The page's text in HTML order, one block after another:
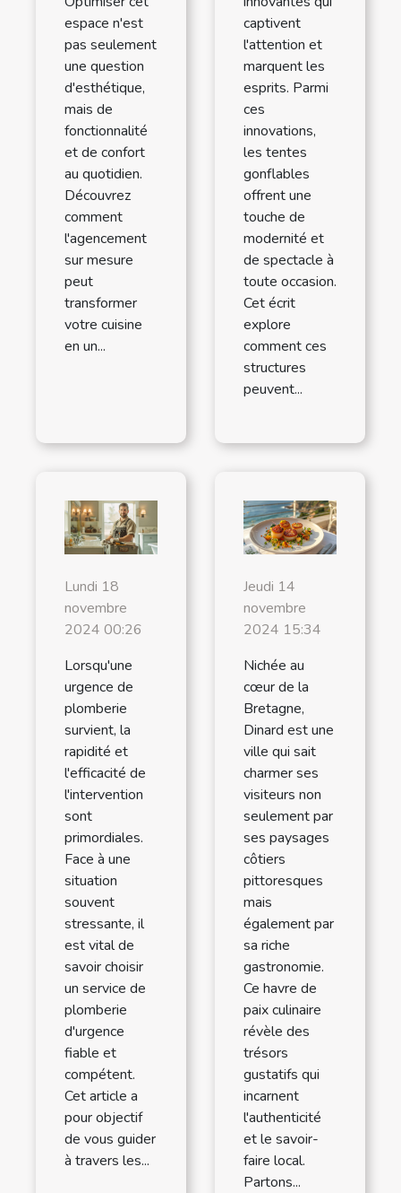
espace n'est
pas seulement
une question
d'esthétique,
mais de
fonctionnalité
et de confort
au quotidien.
Découvrez
comment
l'agencement
sur mesure
peut
transformer
votre cuisine
en un...
captivent
l'attention et
marquent les
esprits. Parmi
ces
innovations,
les tentes
gonflables
offrent une
touche de
modernité et
de spectacle à
toute occasion.
Cet écrit
explore
comment ces
structures
peuvent...
Lundi 18
novembre
2024 00:26
Lorsqu'une
urgence de
plomberie
survient, la
rapidité et
l'efficacité de
l'intervention
sont
primordiales.
Face à une
situation
souvent
stressante, il
est vital de
savoir choisir
un service de
plomberie
d'urgence
fiable et
compétent.
Cet article a
pour objectif
de vous guider
à travers les...
Jeudi 14
novembre
2024 15:34
Nichée au
cœur de la
Bretagne,
Dinard est une
ville qui sait
charmer ses
visiteurs non
seulement par
ses paysages
côtiers
pittoresques
mais
également par
sa riche
gastronomie.
Ce havre de
paix culinaire
révèle des
trésors
gustatifs qui
incarnent
l'authenticité
et le savoir-
faire local.
Partons...